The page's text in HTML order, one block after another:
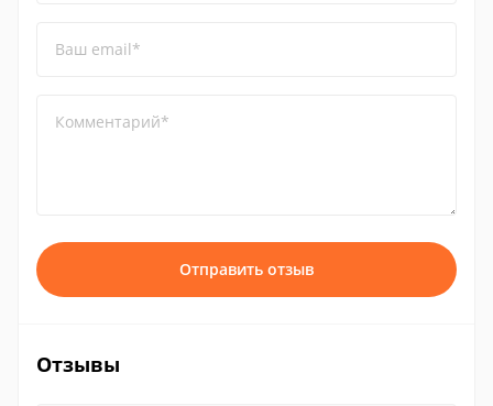
Ваш email*
Комментарий*
Отправить отзыв
Отзывы